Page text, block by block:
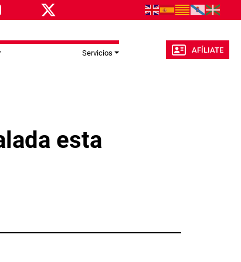
Servicios AFÍLIATE
esta